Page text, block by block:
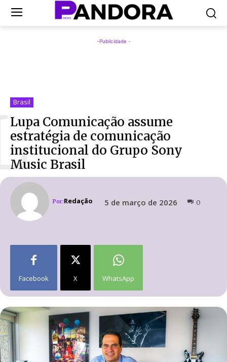
-Publicidade -
Brasil
Lupa Comunicação assume
estratégia de comunicação
institucional do Grupo Sony
Music Brasil
Por:Redação 5 de março de 2026 0
Facebook X WhatsApp